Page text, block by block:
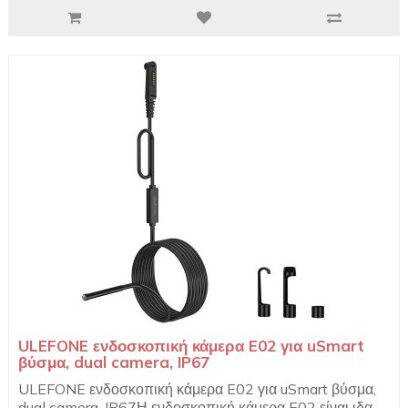
ULEFONE ενδοσκοπική κάμερα E02 για uSmart
βύσμα, dual camera, IP67
ULEFONE ενδοσκοπική κάμερα E02 για uSmart βύσμα,